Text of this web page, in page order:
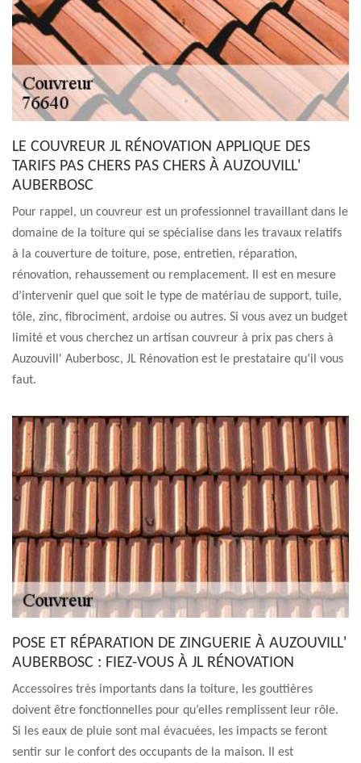
LE COUVREUR JL RÉNOVATION APPLIQUE DES
TARIFS PAS CHERS PAS CHERS À AUZOUVILL'
AUBERBOSC
Pour rappel, un couvreur est un professionnel travaillant dans le
domaine de la toiture qui se spécialise dans les travaux relatifs
à la couverture de toiture, pose, entretien, réparation,
rénovation, rehaussement ou remplacement. Il est en mesure
d’intervenir quel que soit le type de matériau de support, tuile,
tôle, zinc, fibrociment, ardoise ou autres. Si vous avez un budget
limité et vous cherchez un artisan couvreur à prix pas chers à
Auzouvill' Auberbosc, JL Rénovation est le prestataire qu’il vous
faut.
POSE ET RÉPARATION DE ZINGUERIE À AUZOUVILL'
AUBERBOSC : FIEZ-VOUS À JL RÉNOVATION
Accessoires très importants dans la toiture, les gouttières
doivent être fonctionnelles pour qu’elles remplissent leur rôle.
Si les eaux de pluie sont mal évacuées, les impacts se feront
sentir sur le confort des occupants de la maison. Il est